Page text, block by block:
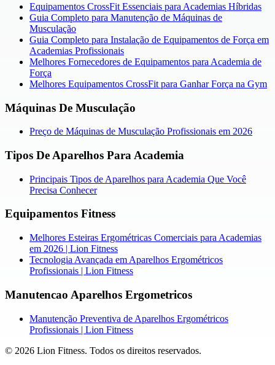
Equipamentos CrossFit Essenciais para Academias Híbridas
Guia Completo para Manutenção de Máquinas de
Musculação
Guia Completo para Instalação de Equipamentos de Força em
Academias Profissionais
Melhores Fornecedores de Equipamentos para Academia de
Força
Melhores Equipamentos CrossFit para Ganhar Força na Gym
Máquinas De Musculação
Preço de Máquinas de Musculação Profissionais em 2026
Tipos De Aparelhos Para Academia
Principais Tipos de Aparelhos para Academia Que Você
Precisa Conhecer
Equipamentos Fitness
Melhores Esteiras Ergométricas Comerciais para Academias
em 2026 | Lion Fitness
Tecnologia Avançada em Aparelhos Ergométricos
Profissionais | Lion Fitness
Manutencao Aparelhos Ergometricos
Manutenção Preventiva de Aparelhos Ergométricos
Profissionais | Lion Fitness
© 2026 Lion Fitness. Todos os direitos reservados.